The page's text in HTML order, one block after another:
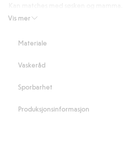
Vis merInneholder 100 % økologisk bomull.
Materiale
Vaskeråd
Sporbarhet
Produksjonsinformasjon